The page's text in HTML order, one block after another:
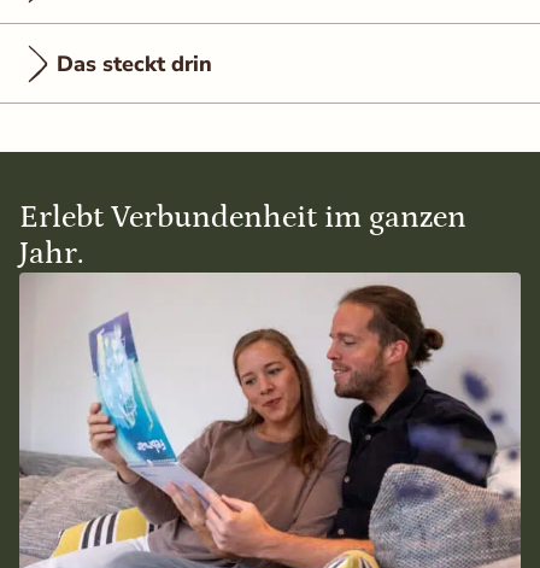
Das steckt drin
Erlebt Verbundenheit im ganzen
Jahr.